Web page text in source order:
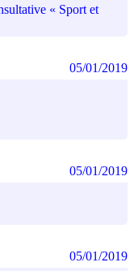
« Sport et
05/01/2019
05/01/2019
05/01/2019